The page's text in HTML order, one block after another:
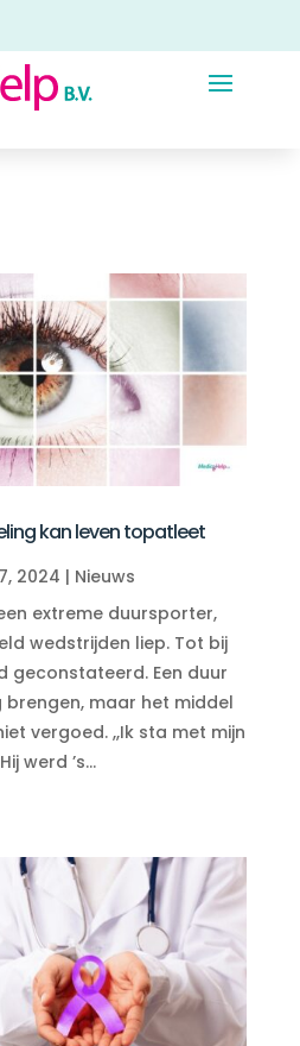
kan leven topatleet
2024 | Nieuws
extreme duursporter,
wedstrijden liep. Tot bij
geconstateerd. Een duur
brengen, maar het middel
vergoed. ,,Ik sta met mijn
werd ’s...